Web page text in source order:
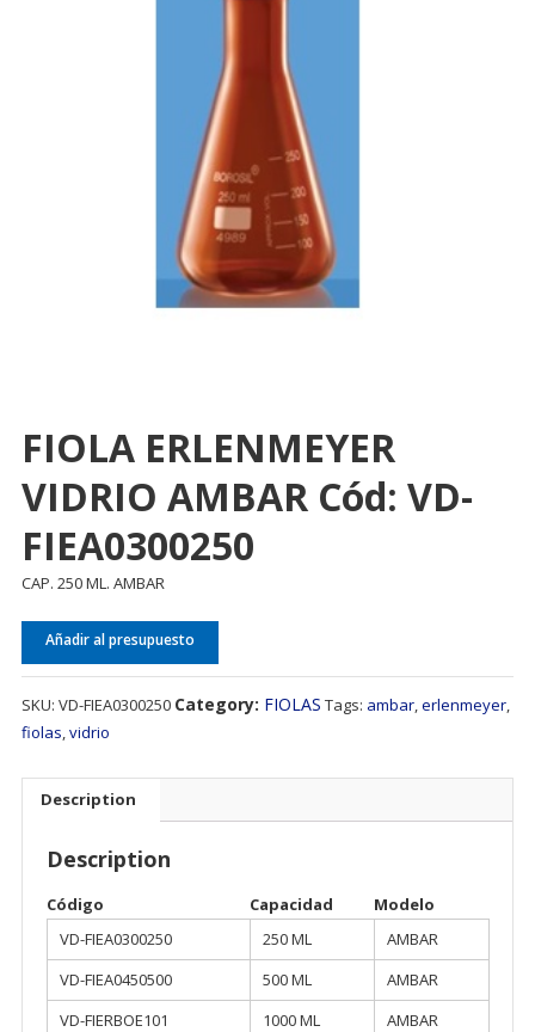
FIOLA ERLENMEYER
VIDRIO AMBAR Cód: VD-
FIEA0300250
CAP. 250 ML. AMBAR
Añadir al presupuesto
SKU: VD-FIEA0300250 Category: FIOLAS Tags: ambar,erlenmeyer,
fiolas,vidrio
Description
Description
Código Capacidad
Modelo
VD-FIEA0300250
250 ML
AMBAR
VD-FIEA0450500
500 ML
AMBAR
VD-FIERBOE101
1000 ML AMBAR